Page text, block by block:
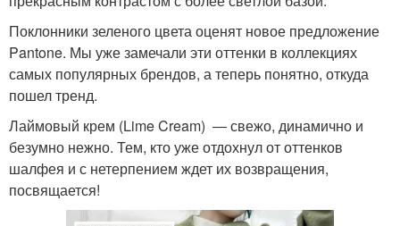
Поклонники зеленого цвета оценят новое предложение
Pantone. Мы уже замечали эти оттенки в коллекциях
самых популярных брендов, а теперь понятно, откуда
пошел тренд.
Лаймовый крем (Lime Cream) ― свежо, динамично и
безумно нежно. Тем, кто уже отдохнул от оттенков
шалфея и с нетерпением ждет их возвращения,
посвящается!